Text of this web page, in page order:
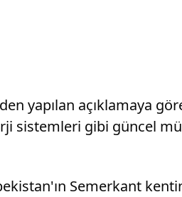
yapılan açıklamaya
sistemleri gibi güncel
Semerkant